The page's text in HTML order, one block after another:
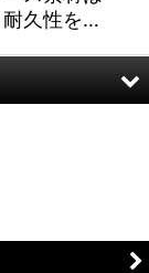
耐久性を…